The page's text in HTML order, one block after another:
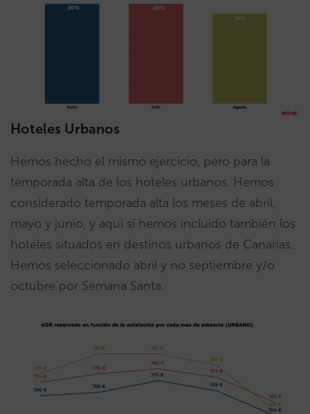
Hoteles Urbanos
Hemos hecho el mismo ejercicio, pero para la
temporada alta de los hoteles urbanos. Hemos
considerado temporada alta los meses de abril,
mayo y junio, y aquí sí hemos incluido también los
hoteles situados en destinos urbanos de Canarias.
Hemos seleccionado abril y no septiembre y/o
octubre por Semana Santa.